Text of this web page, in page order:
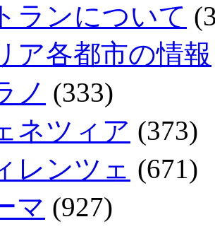
ランについて
ア各都市の情報
ノ (333)
ネツィア (373)
レンツェ (671)
マ (927)